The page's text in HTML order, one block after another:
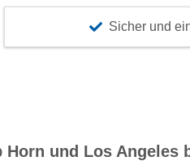
Sicher und
und Los Angeles